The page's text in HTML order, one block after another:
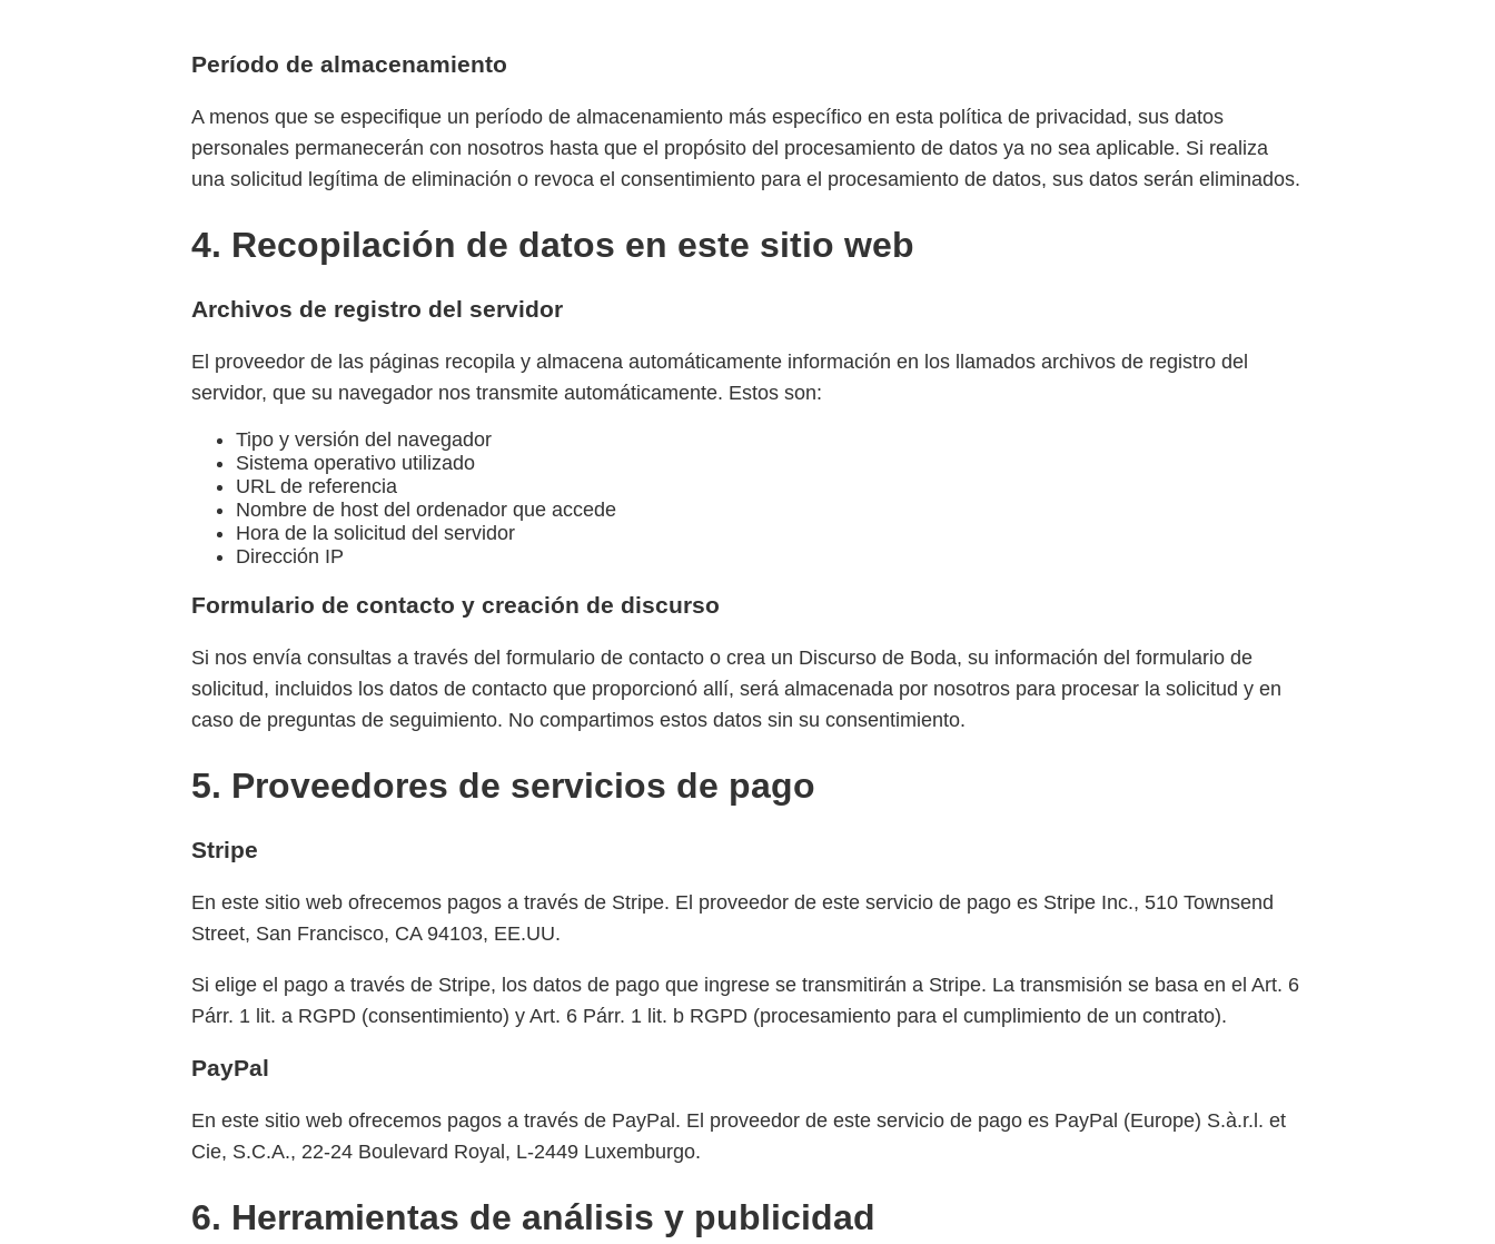
Período de almacenamiento
A menos que se especifique un período de almacenamiento más específico en esta política de privacidad, sus datos
personales permanecerán con nosotros hasta que el propósito del procesamiento de datos ya no sea aplicable. Si realiza
una solicitud legítima de eliminación o revoca el consentimiento para el procesamiento de datos, sus datos serán eliminados.
4. Recopilación de datos en este sitio web
Archivos de registro del servidor
El proveedor de las páginas recopila y almacena automáticamente información en los llamados archivos de registro del
servidor, que su navegador nos transmite automáticamente. Estos son:
Tipo y versión del navegador
Sistema operativo utilizado
URL de referencia
Nombre de host del ordenador que accede
Hora de la solicitud del servidor
Dirección IP
Formulario de contacto y creación de discurso
Si nos envía consultas a través del formulario de contacto o crea un Discurso de Boda, su información del formulario de
solicitud, incluidos los datos de contacto que proporcionó allí, será almacenada por nosotros para procesar la solicitud y en
caso de preguntas de seguimiento. No compartimos estos datos sin su consentimiento.
5. Proveedores de servicios de pago
Stripe
En este sitio web ofrecemos pagos a través de Stripe. El proveedor de este servicio de pago es Stripe Inc., 510 Townsend
Street, San Francisco, CA 94103, EE.UU.
Si elige el pago a través de Stripe, los datos de pago que ingrese se transmitirán a Stripe. La transmisión se basa en el Art. 6
Párr. 1 lit. a RGPD (consentimiento) y Art. 6 Párr. 1 lit. b RGPD (procesamiento para el cumplimiento de un contrato).
PayPal
En este sitio web ofrecemos pagos a través de PayPal. El proveedor de este servicio de pago es PayPal (Europe) S.à.r.l. et
Cie, S.C.A., 22-24 Boulevard Royal, L-2449 Luxemburgo.
6. Herramientas de análisis y publicidad